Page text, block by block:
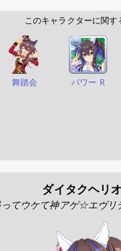
このキャラクター
舞踏会 パワー R
ダイタクヘリ
てウケて神アゲ☆エヴリ